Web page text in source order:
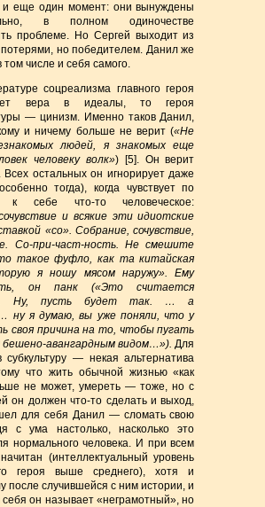
и еще один момент: они вынуждены
в полном одиночестве
проблеме. Но Сергей выходит из
потерями, но победителем. Данил же
том числе и себя самого.
соцреализма главного героя
вера в идеалы, то героя
— цинизм. Именно таков Данил,
и ничему больше не верит («Не
людей, я знакомых еще
человеку волк») [5]. Он верит
Всех остальных он игнорирует даже
тогда), когда чувствует по
к себе что-то человеческое:
и всякие эти идиотские
«со». Собрание, сочувствие,
Со-при-част-ность. Не смешите
такое фуфло, как та китайская
я ношу мясом наружу». Ему
он панк («Это считается
Ну, пусть будет так. … а
ну я думаю, вы уже поняли, что у
своя причина на то, чтобы пугать
бешено-авангардным видом…»). Для
— некая альтернатива
что жить обычной жизнью «как
не может, умереть — тоже, но с
он должен что-то сделать и выход,
для себя Данил — сломать свою
с ума настолько, насколько это
нормального человека. И при всем
(интеллектуальный уровень
героя выше среднего), хотя и
после случившейся с ним истории, и
он называет «неграмотный», но